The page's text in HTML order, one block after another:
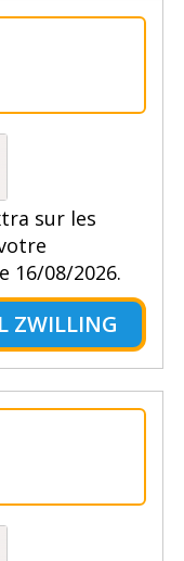
sur les
16/08/2026.
ZWILLING